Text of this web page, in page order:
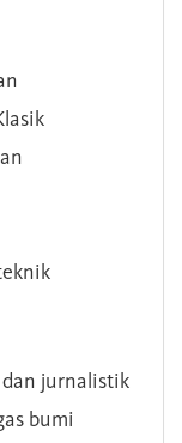
jurnalistik
bumi